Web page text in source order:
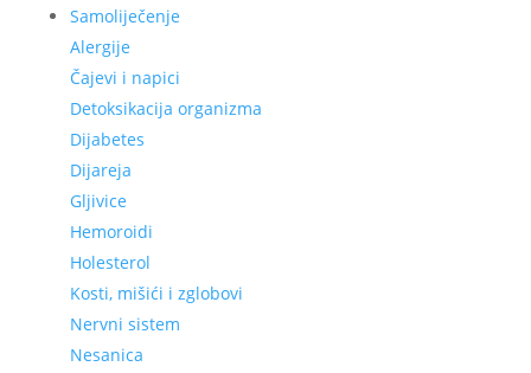
Samoliječenje
Alergije
Čajevi i napici
Detoksikacija organizma
Dijabetes
Dijareja
Gljivice
Hemoroidi
Holesterol
Kosti, mišići i zglobovi
Nervni sistem
Nesanica